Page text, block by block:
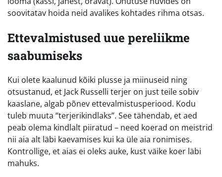
soovitatav hoida neid avalikes kohtades rihma otsas.
Ettevalmistused uue pereliikme
saabumiseks
Kui olete kaalunud kõiki plusse ja miinuseid ning
otsustanud, et Jack Russelli terjer on just teile sobiv
kaaslane, algab põnev ettevalmistusperiood. Kodu
tuleb muuta “terjerikindlaks”. See tähendab, et aed
peab olema kindlalt piiratud – need koerad on meistrid
nii aia alt läbi kaevamises kui ka üle aia ronimises.
Kontrollige, et aias ei oleks auke, kust väike koer läbi
mahuks.